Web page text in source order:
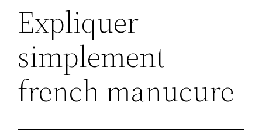
Expliquer
simplement
french manucure